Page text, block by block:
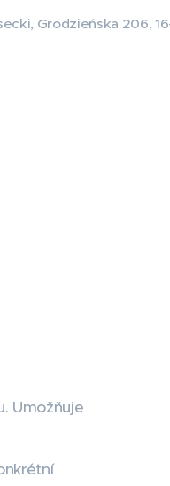
Grodzieńska 206,
Umožňuje